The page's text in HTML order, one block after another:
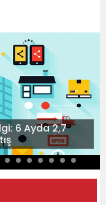
6 Ayda 2,7